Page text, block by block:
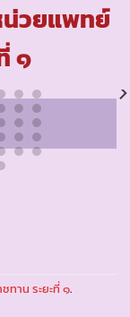
น่วยแพทย์
๑
ทาน ระยะที่ ๑.